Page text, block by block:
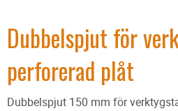
Dubbelspjut för
perforerad plåt
Dubbelspjut 150 mm för